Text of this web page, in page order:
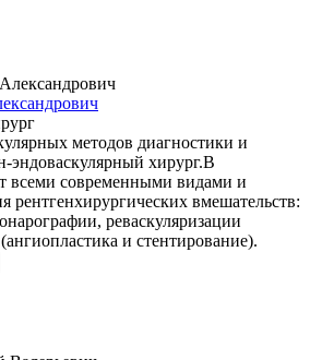
методов диагностики и
эндоваскулярный хирург.В
всеми современными видами и
рентгенхирургических вмешательств:
реваскуляризации
и стентирование).